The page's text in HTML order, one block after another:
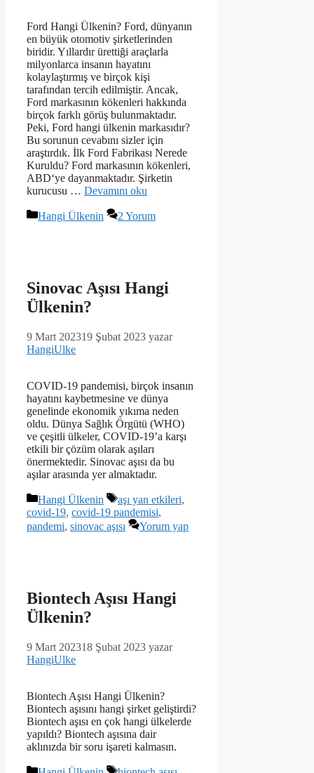
Ford Hangi Ülkenin? Ford, dünyanın
en büyük otomotiv şirketlerinden
biridir. Yıllardır ürettiği araçlarla
milyonlarca insanın hayatını
kolaylaştırmış ve birçok kişi
tarafından tercih edilmiştir. Ancak,
Ford markasının kökenleri hakkında
birçok farklı görüş bulunmaktadır.
Peki, Ford hangi ülkenin markasıdır?
Bu sorunun cevabını sizler için
araştırdık. İlk Ford Fabrikası Nerede
Kuruldu? Ford markasının kökenleri,
ABD‘ye dayanmaktadır. Şirketin
kurucusu … Devamını oku
Kategoriler
Hangi Ülkenin 2 Yorum
Sinovac Aşısı Hangi
Ülkenin?
9 Mart 202319 Şubat 2023 yazar
HangiUlke
COVID-19 pandemisi, birçok insanın
hayatını kaybetmesine ve dünya
genelinde ekonomik yıkıma neden
oldu. Dünya Sağlık Örgütü (WHO)
ve çeşitli ülkeler, COVID-19’a karşı
etkili bir çözüm olarak aşıları
önermektedir. Sinovac aşısı da bu
aşılar arasında yer almaktadır.
Kategoriler
Hangi Ülkenin Etiketler
aşı yan etkileri,
covid-19, covid-19 pandemisi,
pandemi, sinovac aşısı Yorum yap
Biontech Aşısı Hangi
Ülkenin?
9 Mart 202318 Şubat 2023 yazar
HangiUlke
Biontech Aşısı Hangi Ülkenin?
Biontech aşısını hangi şirket geliştirdi?
Biontech aşısı en çok hangi ülkelerde
yapıldı? Biontech aşısına dair
aklınızda bir soru işareti kalmasın.
Kategoriler
Etiketler